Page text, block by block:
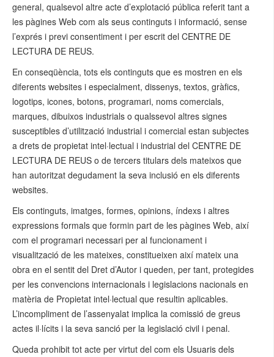
general, qualsevol altre acte d’explotació pública referit tant a
les pàgines Web com als seus continguts i informació, sense
l’exprés i previ consentiment i per escrit del CENTRE DE
LECTURA DE REUS.
En conseqüència, tots els continguts que es mostren en els
diferents websites i especialment, dissenys, textos, gràfics,
logotips, icones, botons, programari, noms comercials,
marques, dibuixos industrials o qualssevol altres signes
susceptibles d’utilització industrial i comercial estan subjectes
a drets de propietat intel·lectual i industrial del CENTRE DE
LECTURA DE REUS o de tercers titulars dels mateixos que
han autoritzat degudament la seva inclusió en els diferents
websites.
Els continguts, imatges, formes, opinions, índexs i altres
expressions formals que formin part de les pàgines Web, així
com el programari necessari per al funcionament i
visualització de les mateixes, constitueixen així mateix una
obra en el sentit del Dret d’Autor i queden, per tant, protegides
per les convencions internacionals i legislacions nacionals en
matèria de Propietat intel·lectual que resultin aplicables.
L’incompliment de l’assenyalat implica la comissió de greus
actes il·lícits i la seva sanció per la legislació civil i penal.
Queda prohibit tot acte per virtut del com els Usuaris dels